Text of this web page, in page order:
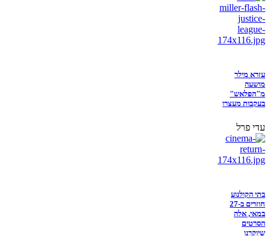
עזרא מילר
מושעה
מ"הפלאש"
בעקבות מעצרו
עדי פרל
בתי הקולנוע
חוזרים ב-27
במאי, אלה
הסרטים
שיוקרנו